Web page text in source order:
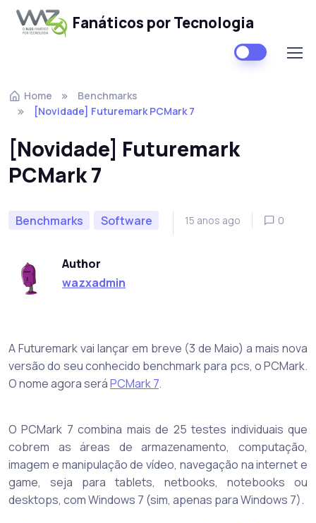
Fanáticos por Tecnologia
Home
Benchmarks
[Novidade] Futuremark PCMark 7
[Novidade] Futuremark
PCMark 7
Benchmarks Software 15 anos ago 0
Author
wazxadmin
A Futuremark vai lançar em breve (3 de Maio) a mais nova
versão do seu conhecido benchmark para pcs, o PCMark.
O nome agora seráPCMark 7.
O PCMark 7 combina mais de 25 testes individuais que
cobrem as áreas de armazenamento, computação,
imagem e manipulação de vídeo, navegação na internet e
game, seja para tablets, netbooks, notebooks ou
desktops, com Windows 7 (sim, apenas para Windows 7).